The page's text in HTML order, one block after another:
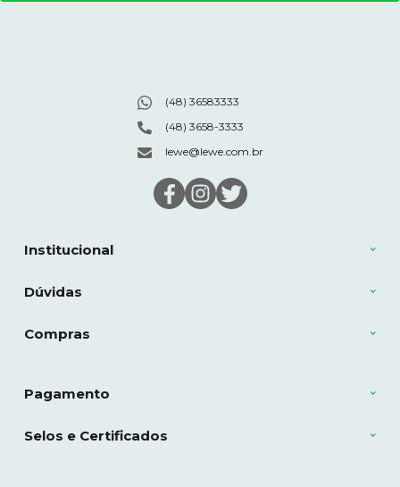
Institucional
Dúvidas
Compras
(48) 36583333
(48) 3658-3333
lewe@lewe.com.br
Pagamento
Selos e Certificados